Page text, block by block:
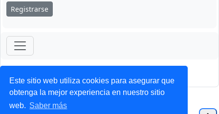
Este sitio web utiliza cookies para asegurar que
obtenga la mejor experiencia en nuestro sitio
web. Saber más
Registrarse
ForoClub 2025
Privacidad| Condiciones